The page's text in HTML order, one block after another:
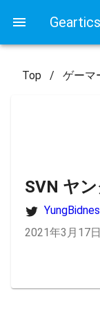
Top / ゲーマ
SVN ヤ
2021年3月17